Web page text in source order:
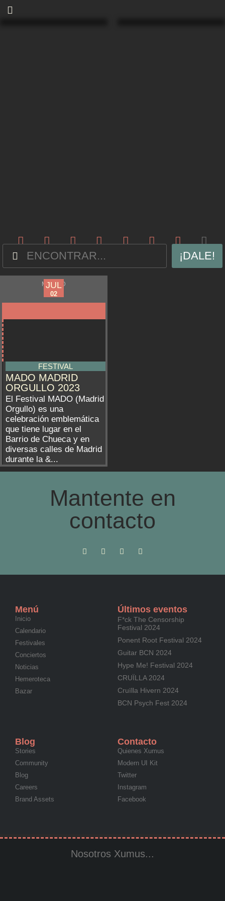
¡DALE!
MADRID
JUN
23
JUL
02
FESTIVAL
MADO MADRID
ORGULLO 2023
El Festival MADO (Madrid
Orgullo) es una
celebración emblemática
que tiene lugar en el
Barrio de Chueca y en
diversas calles de Madrid
durante la &...
Mantente en
contacto
Menú
Inicio
Calendario
Festivales
Conciertos
Noticias
Hemeroteca
Bazar
Últimos eventos
F*ck The Censorship
Festival 2024
Ponent Root Festival 2024
Guitar BCN 2024
Hype Me! Festival 2024
CRUÏLLA 2024
Cruïlla Hivern 2024
BCN Psych Fest 2024
Blog
Stories
Community
Blog
Careers
Brand Assets
Contacto
Quienes Xumus
Modern UI Kit
Twitter
Instagram
Facebook
Nosotros Xumus...